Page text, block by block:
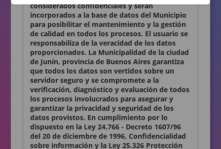
considerados confidenciales y serán
incorporados a la base de datos del Municipio
para posibilitar el mantenimiento y la gestión
de calidad en todos los procesos. El usuario se
responsabiliza de la veracidad de los datos
proporcionados. La Municipalidad de la ciudad
de Junín, provincia de Buenos Aires garantiza
que todos los datos son vertidos sobre un
servidor seguro y se compromete a la
verificación, diagnóstico y evaluación de todos
los procesos involucrados para asegurar y
garantizar la privacidad y seguridad de los
datos provistos. En cumplimiento por lo
dispuesto en la Ley 24.766 - Decreto 1607/96
del 20 de diciembre de 1996, Confidencialidad
sobre información y la Ley 25.326 Protección